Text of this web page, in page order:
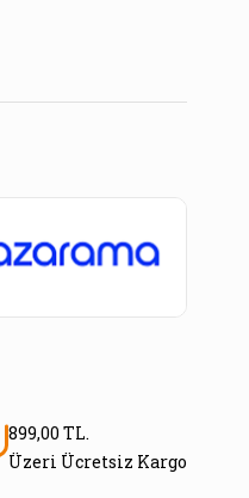
899,00 TL.
Üzeri Ücretsiz Kargo